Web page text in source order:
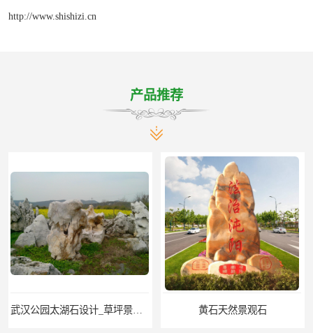
http://www.shishizi.cn
产品推荐
黄石天然景观石